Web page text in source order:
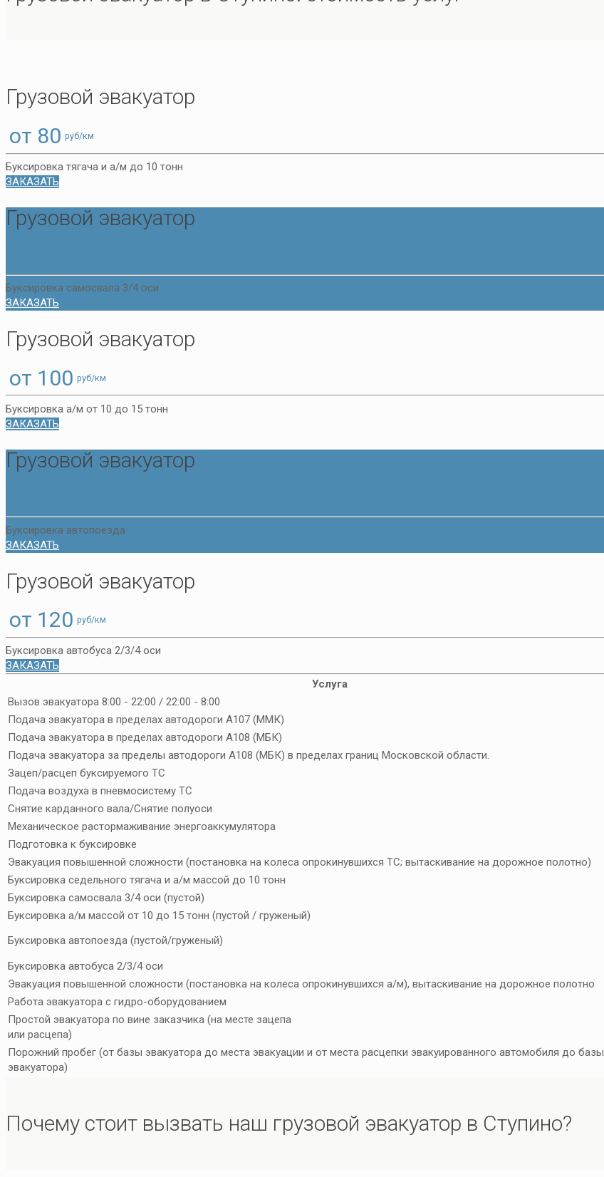
Грузовой эвакуатор
от 80 руб/км
Буксировка тягача и а/м до 10 тонн
ЗАКАЗАТЬ
Грузовой эвакуатор
Буксировка самосвала 3/4 оси
ЗАКАЗАТЬ
Грузовой эвакуатор
от 100 руб/км
Буксировка а/м от 10 до 15 тонн
ЗАКАЗАТЬ
Грузовой эвакуатор
Буксировка автопоезда
ЗАКАЗАТЬ
Грузовой эвакуатор
от 120 руб/км
Буксировка автобуса 2/3/4 оси
ЗАКАЗАТЬ
Услуга
Вызов эвакуатора 8:00 - 22:00 / 22:00 - 8:00
Подача эвакуатора в пределах автодороги А107 (ММК)
Подача эвакуатора в пределах автодороги А108 (МБК)
Подача эвакуатора за пределы автодороги А108 (МБК) в пределах границ Московской области.
Зацеп/расцеп буксируемого ТС
Подача воздуха в пневмосистему ТС
Снятие карданного вала/Снятие полуоси
Механическое растормаживание энергоаккумулятора
Подготовка к буксировке
Эвакуация повышенной сложности (постановка на колеса опрокинувшихся ТС; вытаскивание на дорожное полотно)
Буксировка седельного тягача и а/м массой до 10 тонн
Буксировка самосвала 3/4 оси (пустой)
Буксировка а/м массой от 10 до 15 тонн (пустой / груженый)
Буксировка автопоезда (пустой/груженый)
Буксировка автобуса 2/3/4 оси
Эвакуация повышенной сложности (постановка на колеса опрокинувшихся а/м), вытаскивание на дорожное полотно
Работа эвакуатора с гидро-оборудованием
Простой эвакуатора по вине заказчика (на месте зацепа
или расцепа)
Порожний пробег (от базы эвакуатора до места эвакуации и от места расцепки эвакуированного автомобиля до базы
эвакуатора)
Почему стоит вызвать наш грузовой эвакуатор в Ступино?